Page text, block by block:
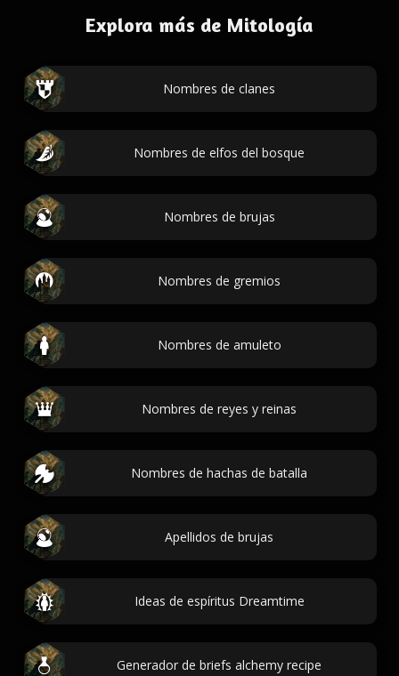
Explora más de Mitología
Nombres de clanes
Nombres de elfos del bosque
Nombres de brujas
Nombres de gremios
Nombres de amuleto
Nombres de reyes y reinas
Nombres de hachas de batalla
Apellidos de brujas
Ideas de espíritus Dreamtime
Generador de briefs alchemy recipe